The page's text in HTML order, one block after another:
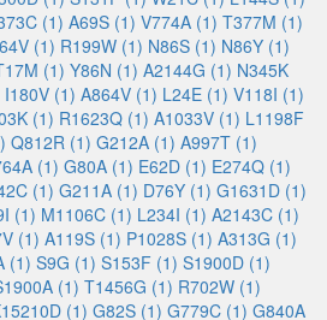
(1) A69S (1) V774A (1) T377M (1)
(1) R199W (1) N86S (1) N86Y (1)
(1) Y86N (1) A2144G (1) N345K
I180V (1) A864V (1) L24E (1) V118I (1)
(1) R1623Q (1) A1033V (1) L1198F
Q812R (1) G212A (1) A997T (1)
(1) G80A (1) E62D (1) E274Q (1)
(1) G211A (1) D76Y (1) G1631D (1)
(1) M1106C (1) L234I (1) A2143C (1)
(1) A119S (1) P1028S (1) A313G (1)
(1) S9G (1) S153F (1) S1900D (1)
(1) T1456G (1) R702W (1)
(1) G82S (1) G779C (1) G840A